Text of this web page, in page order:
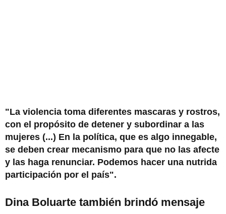
"La violencia toma diferentes mascaras y rostros,
con el propósito de detener y subordinar a las
mujeres (...) En la política, que es algo innegable,
se deben crear mecanismo para que no las afecte
y las haga renunciar. Podemos hacer una nutrida
participación por el país".
Dina Boluarte también brindó mensaje